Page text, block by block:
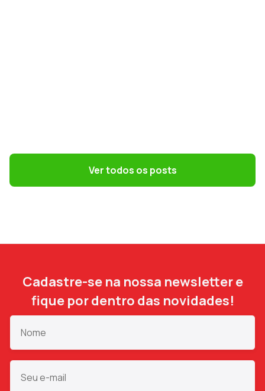
Terceirização: 7 riscos trabalhistas que o
DP precisa evitarVer todos os posts
Cadastre-se na nossa newsletter e
fique por dentro das novidades!